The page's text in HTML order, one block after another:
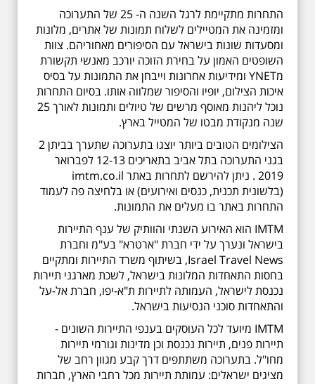
התחרות מתקיימת לרגל השנה ה- 25 של התערוכה
ומזמינה את המטיילים לשלוח תמונות של אתרים, מלונות
ומסעדות שונות בישראל עם הסיפורים מאחוריהם. צוות
השופטים האמון על בחירת הזוכה יורכב מאנשי תקשורת
מYNET ומידיעות אחרונות וייבחן את התמונות על בסיס
איכות הצילום, יופיו והסיפור שמלווה אותו. בסיום התחרות
נוכל ליהנות מאוסף מרשים של טיולים ותמונות לאורך 25
שנה מנקודת מבטו של המטייל בארץ.
הצילומים הטובים ביותר יוצגו בתערוכה שתערך בביתן 2
בגני התערוכה בתל אביב בתאריכים 12-13 לפברואר
2019 . ניתן להירשם לתחרות באתר imtm.co.il
(בלשונית תכנית, כנסים ואירועים) או בלחיצה פה לעמוד
התחרות באתר בו מעלים את התמונות.
IMTM הוא האירוע השנתי והוותיק של ענף התיירות
בישראל ונערך על ידי חברת "ארטרא" בע"מ וחברת
Israel Travel News, בשיתוף משרד התיירות ומתקיים
בחסות התאחדות המלונות בישראל, לשכת מארגני תיירות
נכנסת לישראל, העמותה לתיירות ת"א-יפו, חברת אל-על
והתאחדות סוכני הנסיעות בישראל.
IMTM מיועד לכל העוסקים בענפי התיירות השונים -
תיירות פנים, תיירות נכנסת וכן מדינות וגורמי תיירות
מחו"ל. בתערוכה משתתפים דרך קבע מגוון רחב של
מציגים ישראלים: עמותת תיירות מכל רחבי הארץ, חברות